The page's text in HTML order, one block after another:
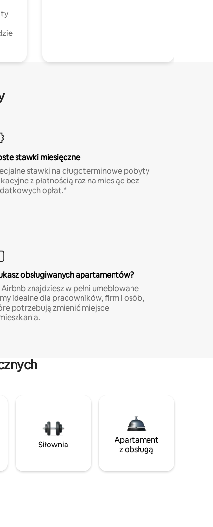
stawki miesięczne
stawki na długoterminowe pobyty
z płatnością raz na miesiąc bez
opłat.*
obsługiwanych apartamentów?
Airbnb znajdziesz w pełni umeblowane
idealne dla pracowników, firm i osób,
potrzebują zmienić miejsce
Siłownia
Apartament
z obsługą